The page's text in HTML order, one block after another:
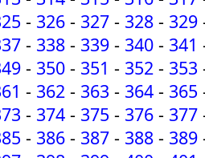
- 326 - 327 - 328 - 329
- 338 - 339 - 340 - 341
- 350 - 351 - 352 - 353
- 362 - 363 - 364 - 365
- 374 - 375 - 376 - 377
- 386 - 387 - 388 - 389